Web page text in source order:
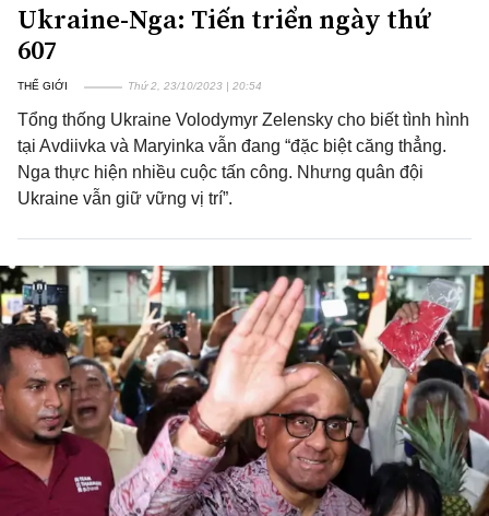
Ukraine-Nga: Tiến triển ngày thứ
607
THẾ GIỚI Thứ 2, 23/10/2023 | 20:54
Tổng thống Ukraine Volodymyr Zelensky cho biết tình hình
tại Avdiivka và Maryinka vẫn đang “đặc biệt căng thẳng.
Nga thực hiện nhiều cuộc tấn công. Nhưng quân đội
Ukraine vẫn giữ vững vị trí”.